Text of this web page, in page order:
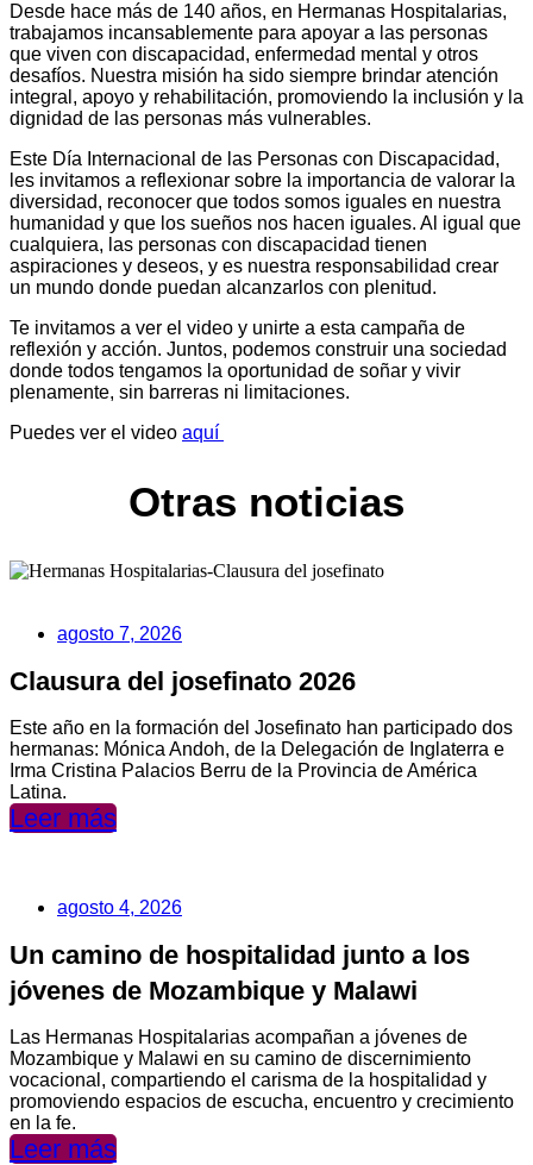
Desde hace más de 140 años, en Hermanas Hospitalarias,
trabajamos incansablemente para apoyar a las personas
que viven con discapacidad, enfermedad mental y otros
desafíos. Nuestra misión ha sido siempre brindar atención
integral, apoyo y rehabilitación, promoviendo la inclusión y la
dignidad de las personas más vulnerables.
Este Día Internacional de las Personas con Discapacidad,
les invitamos a reflexionar sobre la importancia de valorar la
diversidad, reconocer que todos somos iguales en nuestra
humanidad y que los sueños nos hacen iguales. Al igual que
cualquiera, las personas con discapacidad tienen
aspiraciones y deseos, y es nuestra responsabilidad crear
un mundo donde puedan alcanzarlos con plenitud.
Te invitamos a ver el video y unirte a esta campaña de
reflexión y acción. Juntos, podemos construir una sociedad
donde todos tengamos la oportunidad de soñar y vivir
plenamente, sin barreras ni limitaciones.
Puedes ver el video aquí
Otras noticias
agosto 7, 2026
Clausura del josefinato 2026
Este año en la formación del Josefinato han participado dos
hermanas: Mónica Andoh, de la Delegación de Inglaterra e
Irma Cristina Palacios Berru de la Provincia de América
Latina.
Leer más
agosto 4, 2026
Un camino de hospitalidad junto a los
jóvenes de Mozambique y Malawi
Las Hermanas Hospitalarias acompañan a jóvenes de
Mozambique y Malawi en su camino de discernimiento
vocacional, compartiendo el carisma de la hospitalidad y
promoviendo espacios de escucha, encuentro y crecimiento
en la fe.
Leer más